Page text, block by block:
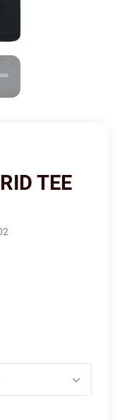
TEE